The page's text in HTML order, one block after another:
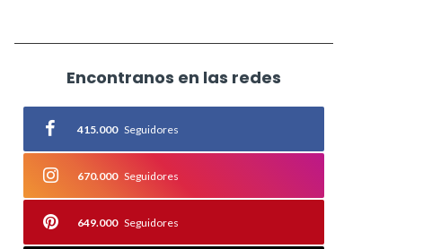
Encontranos en las redes
415.000 Seguidores
670.000 Seguidores
649.000 Seguidores